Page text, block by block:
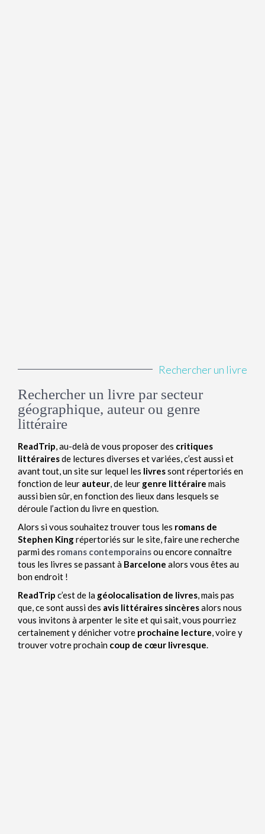
Rechercher un livre
Rechercher un livre par secteur
géographique, auteur ou genre
littéraire​
ReadTrip, au-delà de vous proposer des critiques
littérairesde lectures diverses et variées, c’est aussi et
avant tout, un site sur lequel les livressont répertoriés en
fonction de leur auteur, de leur genre littéraire mais
aussi bien sûr, en fonction des lieux dans lesquels se
déroule l’action du livre en question.
Alors si vous souhaitez trouver tous les romans de
Stephen Kingrépertoriés sur le site, faire une recherche
parmi des romans contemporainsou encore connaître
tous les livres se passant à Barcelone alors vous êtes au
bon endroit !
ReadTrip c’est de la géolocalisation de livres, mais pas
que, ce sont aussi des avis littéraires sincèresalors nous
vous invitons à arpenter le site et qui sait, vous pourriez
certainement y dénicher votre prochaine lecture, voire y
trouver votre prochain coup de cœur livresque.